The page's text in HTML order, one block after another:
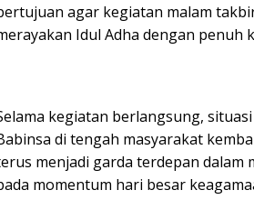
agar kegiatan malam
Idul Adha dengan penuh
kegiatan berlangsung,
di tengah masyarakat
menjadi garda terdepan dalam
momentum hari besar